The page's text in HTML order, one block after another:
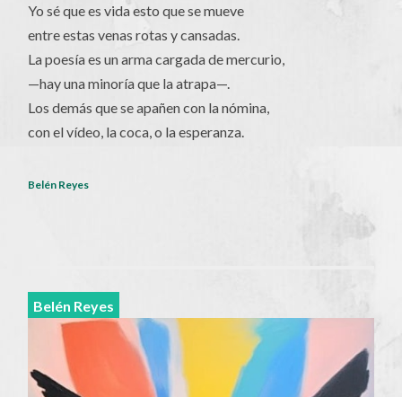
Yo sé que es vida esto que se mueve
entre estas venas rotas y cansadas.
La poesía es un arma cargada de mercurio,
—hay una minoría que la atrapa—.
Los demás que se apañen con la nómina,
con el vídeo, la coca, o la esperanza.
Belén Reyes
Belén Reyes